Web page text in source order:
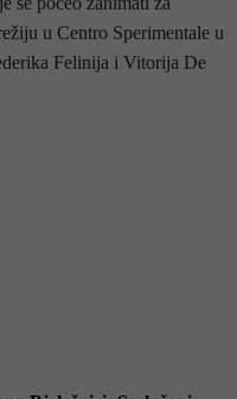
u Centro Sperimentale u
Felinija i Vitorija De